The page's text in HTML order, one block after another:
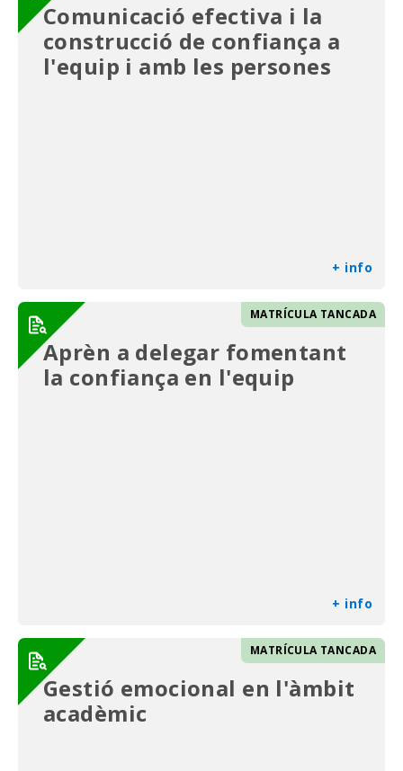
Comunicació efectiva i la
construcció de confiança a
l'equip i amb les persones
+ info
MATRÍCULA TANCADA
Aprèn a delegar fomentant
la confiança en l'equip
+ info
MATRÍCULA TANCADA
Gestió emocional en l'àmbit
acadèmic